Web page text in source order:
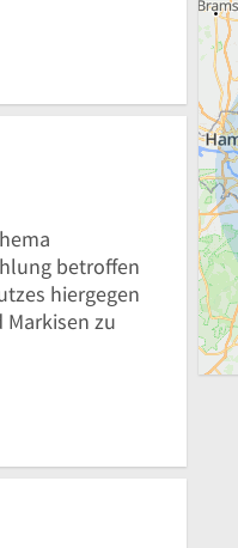
betroffen
hiergegen
zu